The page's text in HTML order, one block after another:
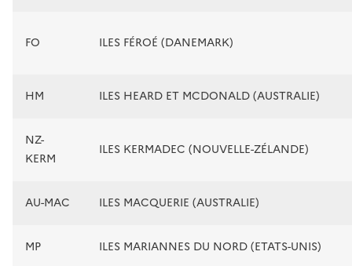
FO ILES FÉROÉ (DANEMARK)
HM ILES HEARD ET MCDONALD (AUSTRALIE)
NZ-
KERM
ILES KERMADEC (NOUVELLE-ZÉLANDE)
AU-MAC ILES MACQUERIE (AUSTRALIE)
MP ILES MARIANNES DU NORD (ETATS-UNIS)